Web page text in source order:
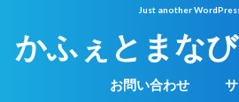
Just another
かふぇとまな
お問い合わせ